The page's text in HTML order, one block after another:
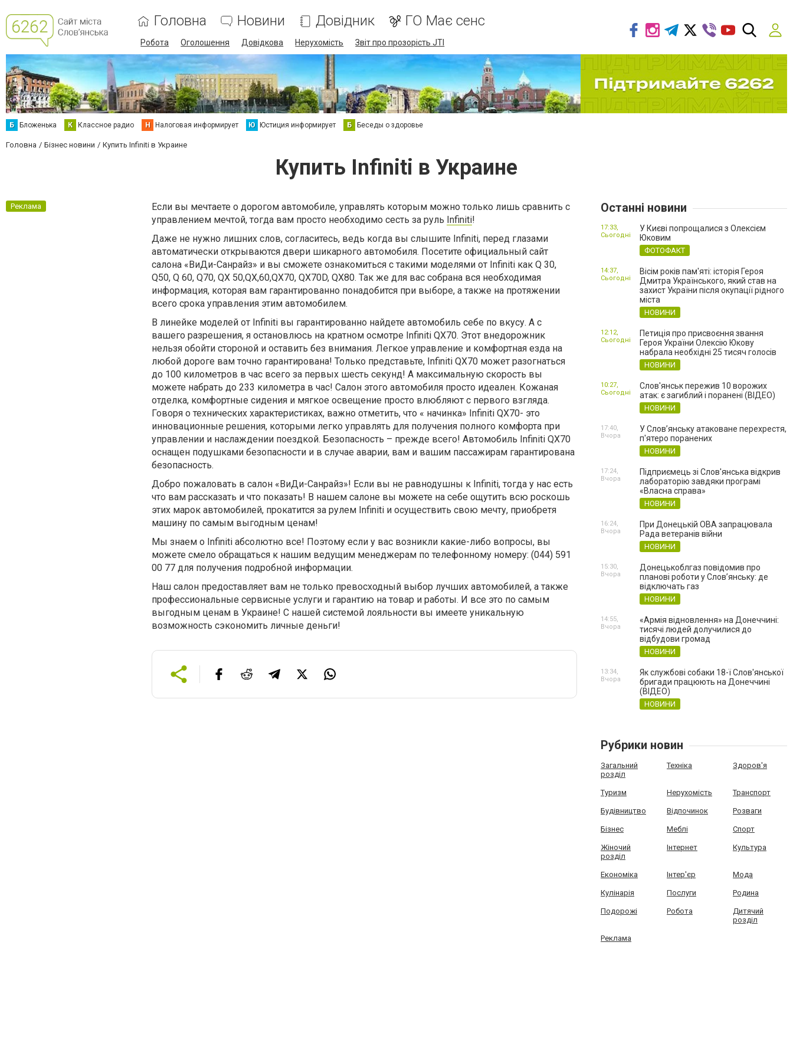
Головна Новини Довідник ГО Має сенс
Робота Оголошення Довідкова Нерухомість Звіт про прозорість JTI
Б Бложенька К Классное радио Н Налоговая информирует Ю Юстиция информирует Б Беседы о здоровье
Головна Бізнес новини Купить Infiniti в Украине
Купить Infiniti в Украине
Реклама
Если вы мечтаете о дорогом автомобиле, управлять которым можно только лишь сравнить с
управлением мечтой, тогда вам просто необходимо сесть за руль Infiniti!
Даже не нужно лишних слов, согласитесь, ведь когда вы слышите Infiniti, перед глазами
автоматически открываются двери шикарного автомобиля. Посетите официальный сайт
салона «ВиДи-Санрайз» и вы сможете ознакомиться с такими моделями от Infiniti как Q 30,
Q50, Q 60, Q70, QX 50,QX,60,QX70, QX70D, QX80. Так же для вас собрана вся необходимая
информация, которая вам гарантированно понадобится при выборе, а также на протяжении
всего срока управления этим автомобилем.
В линейке моделей от Infiniti вы гарантированно найдете автомобиль себе по вкусу. А с
вашего разрешения, я остановлюсь на кратном осмотре Infiniti QX70. Этот внедорожник
нельзя обойти стороной и оставить без внимания. Легкое управление и комфортная езда на
любой дороге вам точно гарантирована! Только представьте, Infiniti QX70 может разогнаться
до 100 километров в час всего за первых шесть секунд! А максимальную скорость вы
можете набрать до 233 километра в час! Салон этого автомобиля просто идеален. Кожаная
отделка, комфортные сидения и мягкое освещение просто влюбляют с первого взгляда.
Говоря о технических характеристиках, важно отметить, что « начинка» Infiniti QX70- это
инновационные решения, которыми легко управлять для получения полного комфорта при
управлении и наслаждении поездкой. Безопасность – прежде всего! Автомобиль Infiniti QX70
оснащен подушками безопасности и в случае аварии, вам и вашим пассажирам гарантирована
безопасность.
Добро пожаловать в салон «ВиДи-Санрайз»! Если вы не равнодушны к Infiniti, тогда у нас есть
что вам рассказать и что показать! В нашем салоне вы можете на себе ощутить всю роскошь
этих марок автомобилей, прокатится за рулем Infiniti и осуществить свою мечту, приобретя
машину по самым выгодным ценам!
Мы знаем о Infiniti абсолютно все! Поэтому если у вас возникли какие-либо вопросы, вы
можете смело обращаться к нашим ведущим менеджерам по телефонному номеру: (044) 591
00 77 для получения подробной информации.
Наш салон предоставляет вам не только превосходный выбор лучших автомобилей, а также
профессиональные сервисные услуги и гарантию на товар и работы. И все это по самым
выгодным ценам в Украине! С нашей системой лояльности вы имеете уникальную
возможность сэкономить личные деньги!
Останні новини
У Києві попрощалися з Олексієм
Юковим
ФОТОФАКТ
17:33,
Сьогодні
Вісім років пам'яті: історія Героя
Дмитра Українського, який став на
захист України після окупації рідного
міста
НОВИНИ
14:37,
Сьогодні
Петиція про присвоєння звання
Героя України Олексію Юкову
набрала необхідні 25 тисяч голосів
НОВИНИ
12:12,
Сьогодні
Слов'янськ пережив 10 ворожих
атак: є загиблий і поранені (ВІДЕО)
НОВИНИ
10:27,
Сьогодні
У Слов’янську атаковане перехрестя,
п'ятеро поранених
НОВИНИ
17:40,
Вчора
Підприємець зі Слов'янська відкрив
лабораторію завдяки програмі
«Власна справа»
НОВИНИ
17:24,
Вчора
При Донецькій ОВА запрацювала
Рада ветеранів війни
НОВИНИ
16:24,
Вчора
Донецькоблгаз повідомив про
планові роботи у Слов’янську: де
відключать газ
НОВИНИ
15:30,
Вчора
«Армія відновлення» на Донеччині:
тисячі людей долучилися до
відбудови громад
НОВИНИ
14:55,
Вчора
Як службові собаки 18-ї Слов'янської
бригади працюють на Донеччині
(ВІДЕО)
НОВИНИ
13:34,
Вчора
Рубрики новин
Загальний
розділ
Техніка Здоров'я
Туризм Нерухомість Транспорт
Будівництво Відпочинок Розваги
Бізнес Меблі Спорт
Жіночий
розділ
Інтернет Культура
Економіка Інтер'єр Мода
Кулінарія Послуги Родина
Подорожі Робота
Дитячий
розділ
Реклама